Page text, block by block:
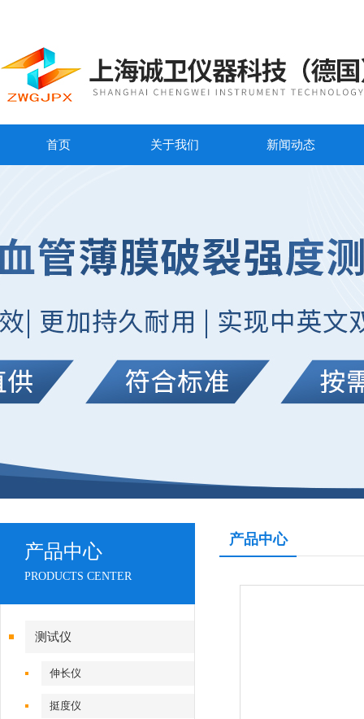
首页 关于我们 新闻动态
产品中心
PRODUCTS CENTER
测试仪
伸长仪
挺度仪
产品中心